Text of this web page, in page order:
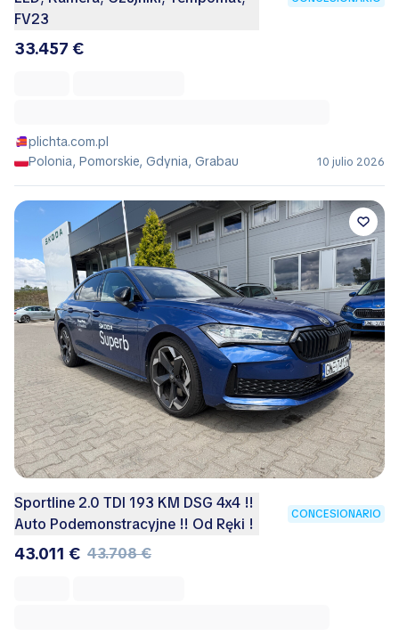
FV23
33.457 €
plichta.com.pl
Polonia, Pomorskie, Gdynia, Grabau
10 julio 2026
Sportline 2.0 TDI 193 KM DSG 4x4 !!
Auto Podemonstracyjne !! Od Ręki !
CONCESIONARIO
43.011 € 43.708 €